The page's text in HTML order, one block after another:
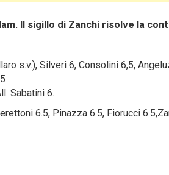
Il sigillo di Zanchi risolve la
s.v.), Silveri 6, Consolini 6,5,
Sabatini 6.
6.5, Pinazza 6.5, Fiorucci